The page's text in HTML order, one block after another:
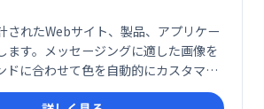
されたWebサイト、製品、アプリケー
ます。メッセージングに適した画像を
ドに合わせて色を自動的にカスタマイ
像、埋め込みコードとして、または直